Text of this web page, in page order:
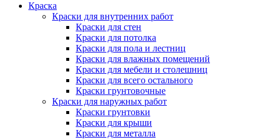
Краска
Краски для внутренних работ
Краски для стен
Краски для потолка
Краски для пола и лестниц
Краски для влажных помещений
Краски для мебели и столешниц
Краски для всего остального
Краски грунтовочные
Краски для наружных работ
Краски грунтовки
Краски для крыши
Краски для металла